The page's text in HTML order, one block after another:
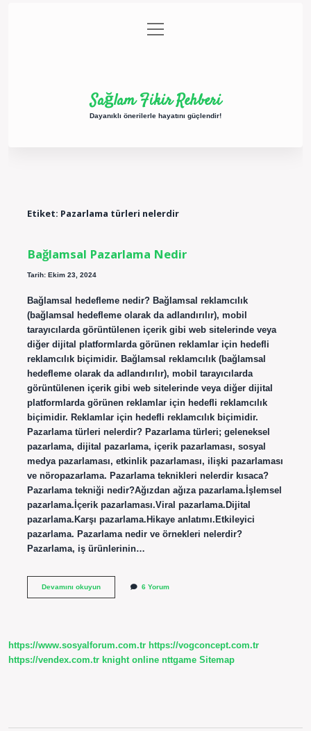
Gizlilik Politikası
menüyü
aç
Sağlam Fikir Rehberi
Dayanıklı önerilerle hayatını güçlendir!
Etiket: Pazarlama türleri nelerdir
Bağlamsal Pazarlama Nedir
Tarih: Ekim 23, 2024
Bağlamsal hedefleme nedir? Bağlamsal reklamcılık
(bağlamsal hedefleme olarak da adlandırılır), mobil
tarayıcılarda görüntülenen içerik gibi web sitelerinde veya
diğer dijital platformlarda görünen reklamlar için hedefli
reklamcılık biçimidir. Bağlamsal reklamcılık (bağlamsal
hedefleme olarak da adlandırılır), mobil tarayıcılarda
görüntülenen içerik gibi web sitelerinde veya diğer dijital
platformlarda görünen reklamlar için hedefli reklamcılık
biçimidir. Reklamlar için hedefli reklamcılık biçimidir.
Pazarlama türleri nelerdir? Pazarlama türleri; geleneksel
pazarlama, dijital pazarlama, içerik pazarlaması, sosyal
medya pazarlaması, etkinlik pazarlaması, ilişki pazarlaması
ve nöropazarlama. Pazarlama teknikleri nelerdir kısaca?
Pazarlama tekniği nedir?Ağızdan ağıza pazarlama.İşlemsel
pazarlama.İçerik pazarlaması.Viral pazarlama.Dijital
pazarlama.Karşı pazarlama.Hikaye anlatımı.Etkileyici
pazarlama. Pazarlama nedir ve örnekleri nelerdir?
Pazarlama, iş ürünlerinin…
Devamını okuyunBağlamsal
6 Yorum
https://www.sosyalforum.com.tr https://vogconcept.com.tr
https://vendex.com.tr knight online nttgame Sitemap